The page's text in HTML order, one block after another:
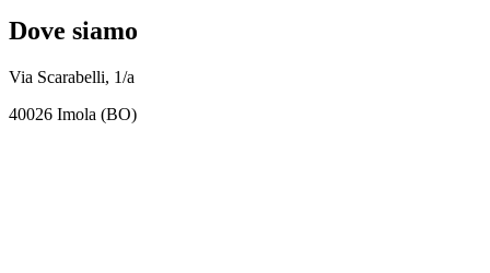
Dove siamo
Via Scarabelli, 1/a
40026 Imola (BO)